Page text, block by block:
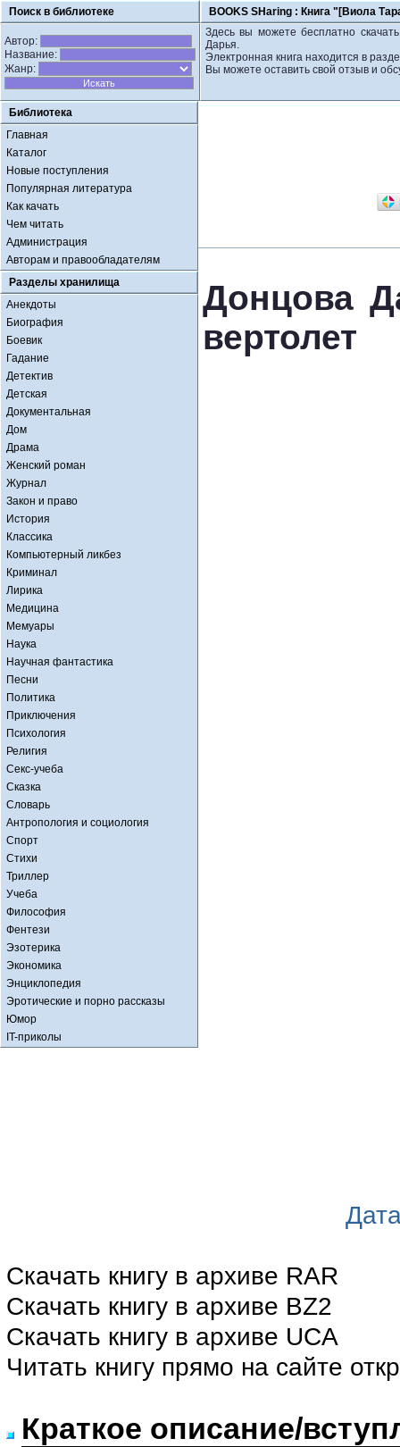
Поиск в библиотеке BOOKS SHaring : Книга "[Виола
Автор:
Название:
Жанр:
Здесь вы можете бесплатно
Дарья.
Электронная книга находится в
Вы можете оставить свой отзыв и
Библиотека
Главная
Каталог
Новые поступления
Популярная литература
Как качать
Чем читать
Администрация
Авторам и правообладателям
Разделы хранилища
Анекдоты
Биография
Боевик
Гадание
Детектив
Детская
Документальная
Дом
Драма
Женский роман
Журнал
Закон и право
История
Классика
Компьютерный ликбез
Криминал
Лирика
Медицина
Мемуары
Наука
Научная фантастика
Песни
Политика
Приключения
Психология
Религия
Секс-учеба
Сказка
Словарь
Антропология и социология
Спорт
Стихи
Триллер
Учеба
Философия
Фентези
Эзотерика
Экономика
Энциклопедия
Эротические и порно рассказы
Юмор
IT-приколы
Донцова
вертолет
Скачать книгу в архиве RAR
Скачать книгу в архиве BZ2
Скачать книгу в архиве UCA
Читать книгу прямо на сайте
Краткое описание/